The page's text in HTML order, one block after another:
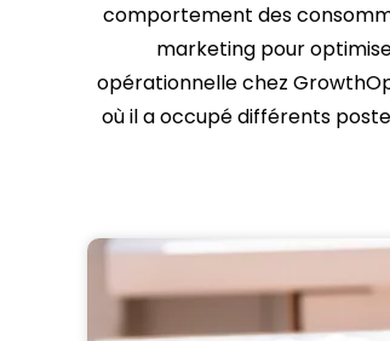
comportement des
marketing pour
opérationnelle chez
où il a occupé différents